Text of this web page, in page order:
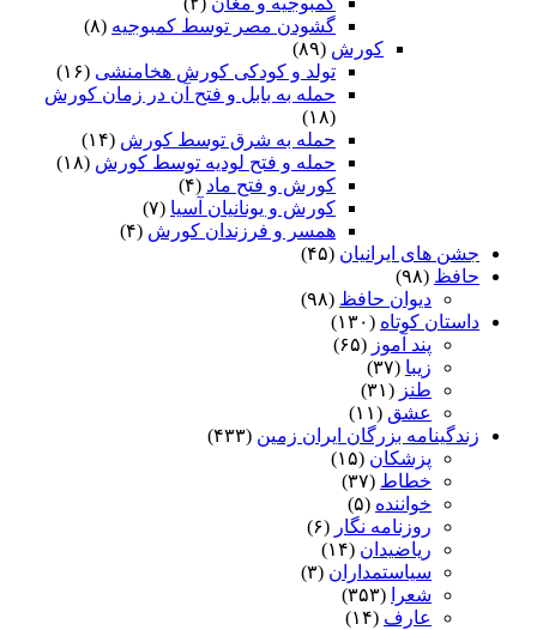
گشودن مصر توسط کمبوجیه (۸)
کورش (۸۹)
تولد و کودکی کورش هخامنشی (۱۶)
حمله به بابل و فتح آن در زمان کورش
(۱۸)
حمله به شرق توسط کورش (۱۴)
حمله و فتح لودیه توسط کورش (۱۸)
کورش و فتح ماد (۴)
کورش و یونانیان آسیا (۷)
همسر و فرزندان کورش (۴)
جشن های ایرانیان (۴۵)
حافظ (۹۸)
دیوان حافظ (۹۸)
داستان کوتاه (۱۳۰)
پند آموز (۶۵)
زیبا (۳۷)
طنز (۳۱)
عشق (۱۱)
زندگینامه بزرگان ایران زمین (۴۳۳)
پزشکان (۱۵)
خطاط (۳۷)
خواننده (۵)
روزنامه نگار (۶)
ریاضیدان (۱۴)
سیاستمداران (۳)
شعرا
(۳۵۳)
عارف (۱۴)